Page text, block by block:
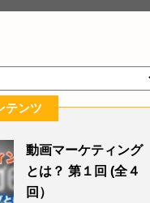
テンツ
動画マーケティング
とは？ 第１回 (全４
回）